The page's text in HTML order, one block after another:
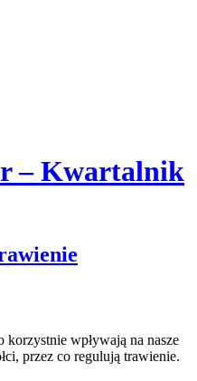
– Kwartalnik
korzystnie wpływają na nasze
przez co regulują trawienie.